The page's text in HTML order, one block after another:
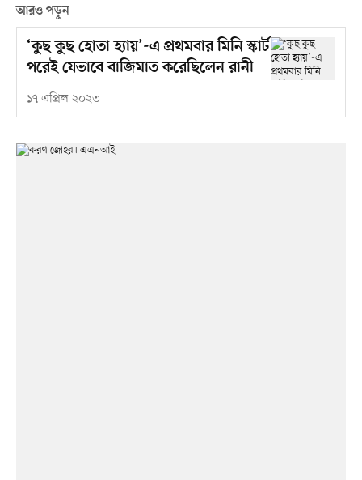
আরও পড়ুন
‘কুছ কুছ হোতা হ্যায়’-এ প্রথমবার মিনি স্কার্ট
পরেই যেভাবে বাজিমাত করেছিলেন রানী
১৭ এপ্রিল ২০২৩